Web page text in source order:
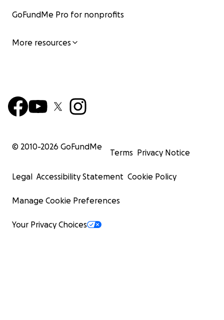
GoFundMe Pro for nonprofits
More resources
© 2010-2026 GoFundMe
Terms Privacy Notice
Legal Accessibility Statement Cookie Policy
Manage Cookie Preferences
Your Privacy Choices